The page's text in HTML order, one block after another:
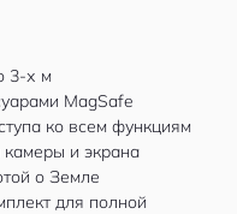
3-х м
MagSafe
ко всем функциям
и экрана
о Земле
для полной